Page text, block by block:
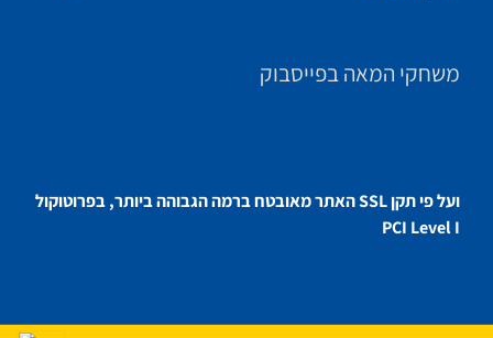
משחקי המאה בפייסבוק
האתר מאובטח ברמה הגבוהה ביותר, בפרוטוקול SSL ועל פי תקן
PCI Level I